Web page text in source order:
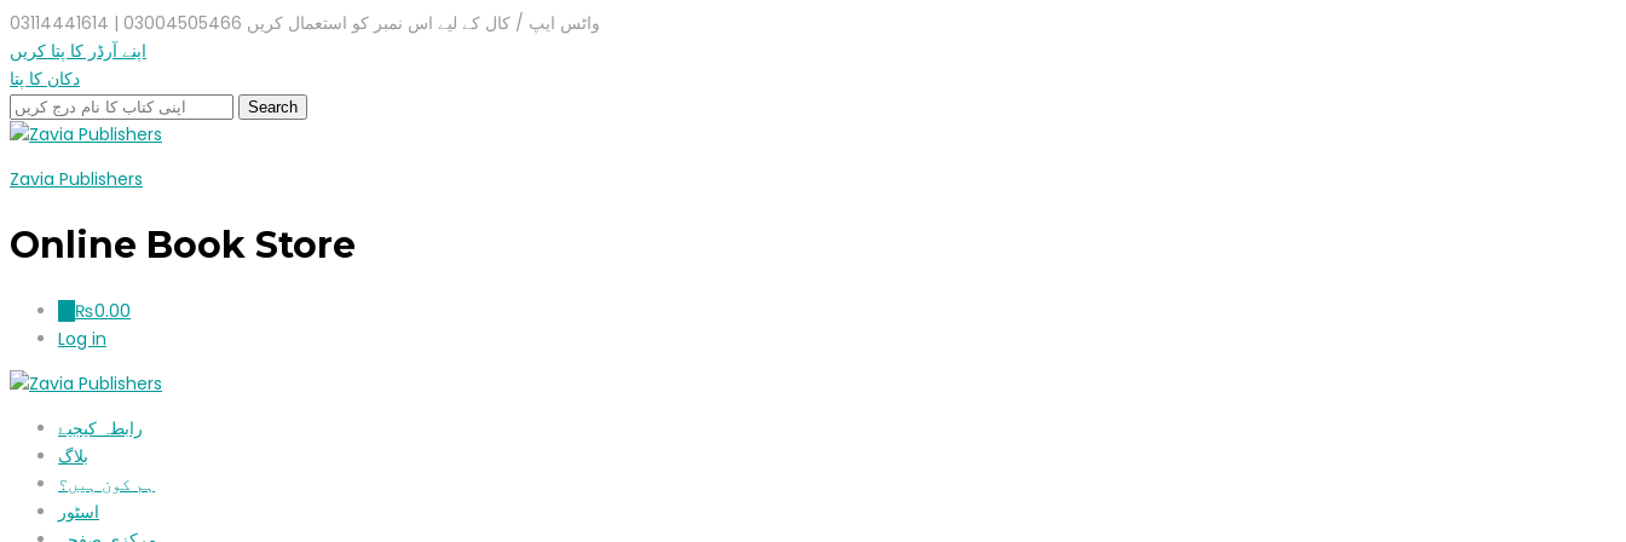
واٹس ایپ / کال کے لیے اس نمبر کو استعمال کریں 03004505466 | 03114441614
اپنے آرڈر کا پتا کریں
دکان کا پتا
Zavia Publishers
Online Book Store
₨0.00
Log in
رابطہ کیجیۓ
بلاگ
ہم کون ہیں؟
اسٹور